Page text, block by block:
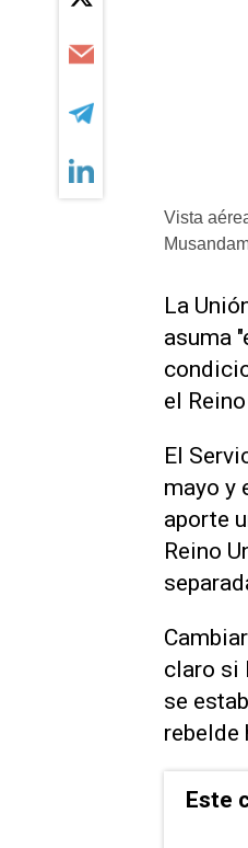
Vista
La
asuma
el
El
mayo y
aporte
Reino
claro si
se
rebelde
Este